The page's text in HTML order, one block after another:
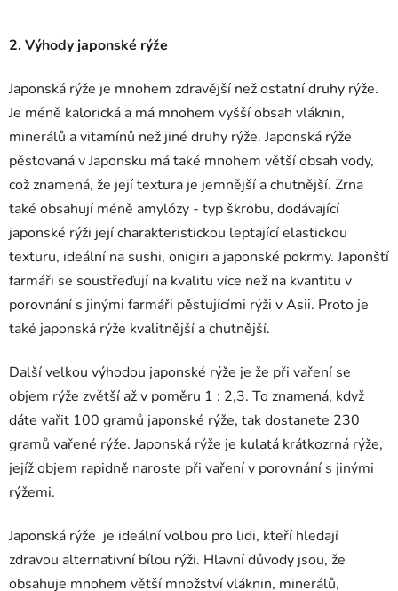
2. Výhody japonské rýže
Japonská rýže je mnohem zdravější než ostatní druhy rýže.
Je méně kalorická a má mnohem vyšší obsah vláknin,
minerálů a vitamínů než jiné druhy rýže. Japonská rýže
pěstovaná v Japonsku má také mnohem větší obsah vody,
což znamená, že její textura je jemnější a chutnější. Zrna
také obsahují méně amylózy - typ škrobu, dodávající
japonské rýži její charakteristickou leptající elastickou
texturu, ideální na sushi, onigiri a japonské pokrmy. Japonští
farmáři se soustřeďují na kvalitu více než na kvantitu v
porovnání s jinými farmáři pěstujícími rýži v Asii. Proto je
také japonská rýže kvalitnější a chutnější.
Další velkou výhodou japonské rýže je že při vaření se
objem rýže zvětší až v poměru 1 : 2,3. To znamená, když
dáte vařit 100 gramů japonské rýže, tak dostanete 230
gramů vařené rýže. Japonská rýže je kulatá krátkozrná rýže,
jejíž objem rapidně naroste při vaření v porovnání s jinými
rýžemi.
Japonská rýže je ideální volbou pro lidi, kteří hledají
zdravou alternativní bílou rýži. Hlavní důvody jsou, že
obsahuje mnohem větší množství vláknin, minerálů,